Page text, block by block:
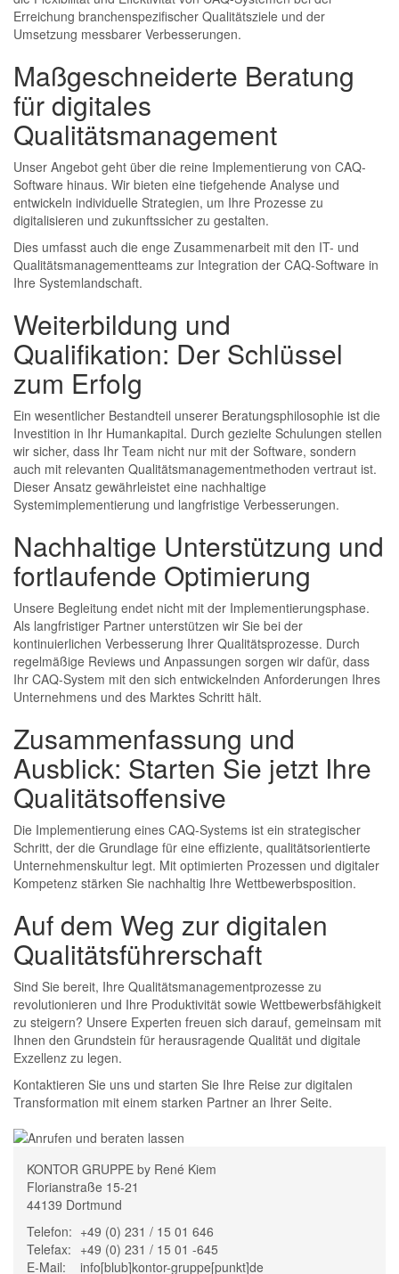
Erreichung branchenspezifischer Qualitätsziele und der
Umsetzung messbarer Verbesserungen.
Maßgeschneiderte Beratung
für digitales
Qualitätsmanagement
Unser Angebot geht über die reine Implementierung von CAQ-
Software hinaus. Wir bieten eine tiefgehende Analyse und
entwickeln individuelle Strategien, um Ihre Prozesse zu
digitalisieren und zukunftssicher zu gestalten.
Dies umfasst auch die enge Zusammenarbeit mit den IT- und
Qualitätsmanagementteams zur Integration der CAQ-Software in
Ihre Systemlandschaft.
Weiterbildung und
Qualifikation: Der Schlüssel
zum Erfolg
Ein wesentlicher Bestandteil unserer Beratungsphilosophie ist die
Investition in Ihr Humankapital. Durch gezielte Schulungen stellen
wir sicher, dass Ihr Team nicht nur mit der Software, sondern
auch mit relevanten Qualitätsmanagementmethoden vertraut ist.
Dieser Ansatz gewährleistet eine nachhaltige
Systemimplementierung und langfristige Verbesserungen.
Nachhaltige Unterstützung und
fortlaufende Optimierung
Unsere Begleitung endet nicht mit der Implementierungsphase.
Als langfristiger Partner unterstützen wir Sie bei der
kontinuierlichen Verbesserung Ihrer Qualitätsprozesse. Durch
regelmäßige Reviews und Anpassungen sorgen wir dafür, dass
Ihr CAQ-System mit den sich entwickelnden Anforderungen Ihres
Unternehmens und des Marktes Schritt hält.
Zusammenfassung und
Ausblick: Starten Sie jetzt Ihre
Qualitätsoffensive
Die Implementierung eines CAQ-Systems ist ein strategischer
Schritt, der die Grundlage für eine effiziente, qualitätsorientierte
Unternehmenskultur legt. Mit optimierten Prozessen und digitaler
Kompetenz stärken Sie nachhaltig Ihre Wettbewerbsposition.
Auf dem Weg zur digitalen
Qualitätsführerschaft
Sind Sie bereit, Ihre Qualitätsmanagementprozesse zu
revolutionieren und Ihre Produktivität sowie Wettbewerbsfähigkeit
zu steigern? Unsere Experten freuen sich darauf, gemeinsam mit
Ihnen den Grundstein für herausragende Qualität und digitale
Exzellenz zu legen.
Kontaktieren Sie uns und starten Sie Ihre Reise zur digitalen
Transformation mit einem starken Partner an Ihrer Seite.
KONTOR GRUPPE by René Kiem
Florianstraße 15-21
44139 Dortmund
Telefon: +49 (0) 231 / 15 01 646
Telefax: +49 (0) 231 / 15 01 -645
E-Mail:
info[blub]kontor-gruppe[punkt]de